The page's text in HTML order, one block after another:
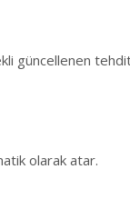
güncellenen
olarak atar.